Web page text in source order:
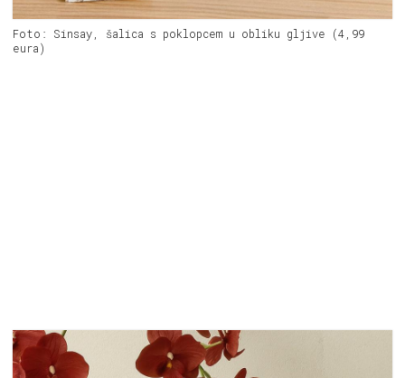
Foto: Sinsay, šalica s poklopcem u obliku gljive (4,99
eura)